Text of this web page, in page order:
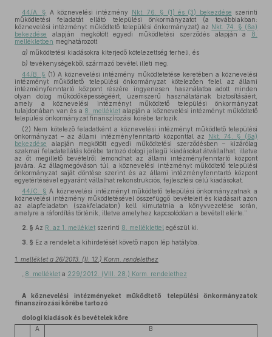
44/A. § A köznevelési intézmény Nkt. 76. § (1) és (3) bekezdése szerinti
működtetési feladatát ellátó települési önkormányzatot (a továbbiakban:
köznevelési intézményt működtető települési önkormányzat) az Nkt. 74. § (6a)
bekezdése alapján megkötött egyedi működtetési szerződés alapján a 8.
mellékletben meghatározott
a) működtetési kiadásokra kiterjedő kötelezettség terheli, és
b) tevékenységekből származó bevétel illeti meg.
44/B. § (1) A köznevelési intézmény működtetetése keretében a köznevelési
intézményt működtető települési önkormányzat kötelezően felel az állami
intézményfenntartó központ részére ingyenesen használatba adott minden
olyan dolog működőképességéért, üzemszerű használatának biztosításáért,
amely a köznevelési intézményt működtető települési önkormányzat
tulajdonában van és a 8. melléklet alapján a köznevelési intézményt működtető
települési önkormányzat finanszírozási körébe tartozik.
(2) Nem kötelező feladatként a köznevelési intézményt működtető települési
önkormányzat – az állami intézményfenntartó központtal az Nkt. 74. § (6a)
bekezdése alapján megkötött egyedi működtetési szerződésben – kizárólag
szakmai feladatellátás körébe tartozó dologi jellegű kiadásokat átvállalhat, illetve
az őt megillető bevételről lemondhat az állami intézményfenntartó központ
javára. Az állagmegóváson túl, a köznevelési intézményt működtető települési
önkormányzat saját döntése szerint és az állami intézményfenntartó központ
egyetértésével egyaránt vállalhat rekonstrukciós, fejlesztési célú kiadásokat.
44/C. § A köznevelési intézményt működtető települési önkormányzatnak a
köznevelési intézmény működtetésével összefüggő bevételeit és kiadásait azon
az alapfeladaton (szakfeladaton) kell kimutatnia a könyvvezetése során,
amelyre a ráfordítás történik, illetve amelyhez kapcsolódóan a bevételt elérte.”
2. § Az R. az 1. melléklet szerinti 8. melléklettel egészül ki.
3. § Ez a rendelet a kihirdetését követő napon lép hatályba.
1. melléklet a 26/2013. (II. 12.) Korm. rendelethez
8. melléklet a 229/2012. (VIII. 28.) Korm. rendelethez
A köznevelési intézményeket működtető települési önkormányzatok
finanszírozási körébe tartozó
dologi kiadások és bevételek köre
A
B